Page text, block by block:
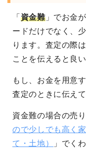
「 資金難」でお金
ードだけでなく、
ります。査定の際
ことを伝えると良
もし、お金を用意
査定のときに伝え
資金難の場合の売
ので少しでも高く
て・土地）
」でく